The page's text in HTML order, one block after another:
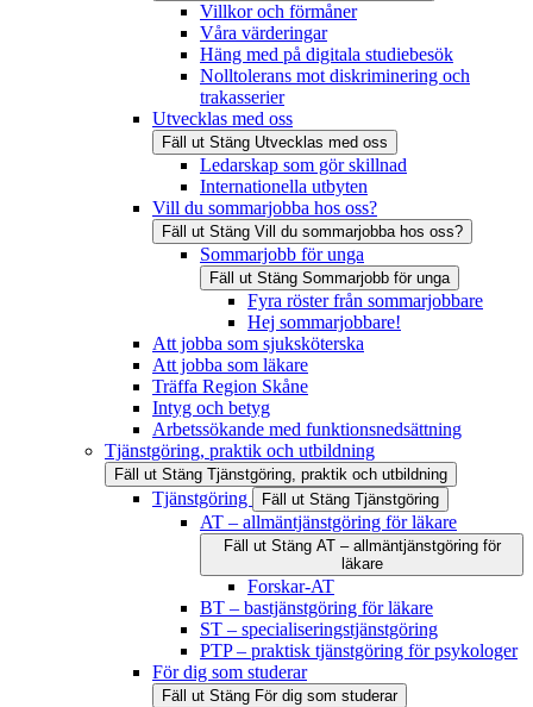
Villkor och förmåner
Våra värderingar
Häng med på digitala studiebesök
Nolltolerans mot diskriminering och
trakasserier
Utvecklas med oss
Fäll ut Stäng Utvecklas med oss
Ledarskap som gör skillnad
Internationella utbyten
Vill du sommarjobba hos oss?
Fäll ut Stäng Vill du sommarjobba hos oss?
Sommarjobb för unga
Fäll ut Stäng Sommarjobb för unga
Fyra röster från sommarjobbare
Hej sommarjobbare!
Att jobba som sjuksköterska
Att jobba som läkare
Träffa Region Skåne
Intyg och betyg
Arbetssökande med funktionsnedsättning
Tjänstgöring, praktik och utbildning
Fäll ut Stäng Tjänstgöring, praktik och utbildning
Tjänstgöring Fäll ut Stäng Tjänstgöring
AT – allmäntjänstgöring för läkare
Fäll ut Stäng AT – allmäntjänstgöring för
läkare
Forskar-AT
BT – bastjänstgöring för läkare
ST – specialiseringstjänstgöring
PTP – praktisk tjänstgöring för psykologer
För dig som studerar
Fäll ut Stäng För dig som studerar